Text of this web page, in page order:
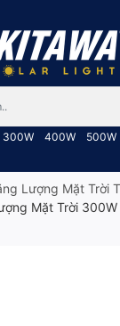
300W 400W 500W
Lượng Mặt Trời
Mặt Trời